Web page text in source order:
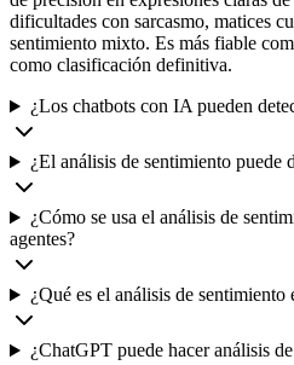
dificultades con sarcasmo, matices
sentimiento mixto. Es más fiable
como clasificación definitiva.
¿Los chatbots con IA pueden
¿El análisis de sentimiento puede
¿Cómo se usa el análisis de
agentes?
¿Qué es el análisis de sentimiento
¿ChatGPT puede hacer análisis